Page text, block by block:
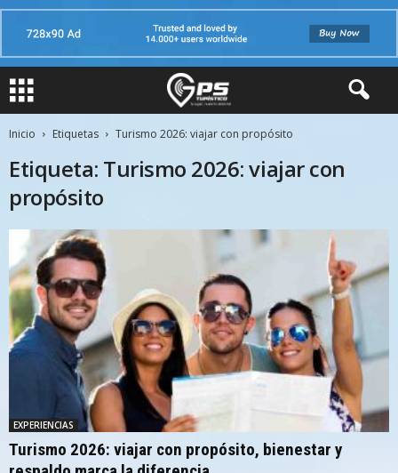
Inicio Etiquetas Turismo 2026: viajar con propósito
Etiqueta: Turismo 2026: viajar con
propósito
EXPERIENCIAS
Turismo 2026: viajar con propósito, bienestar y